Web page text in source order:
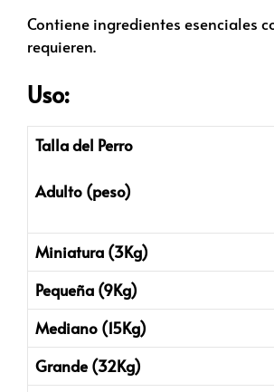
Contiene ingredientes esenciales
requieren.
Uso:
Talla del Perro
Adulto (peso)
Miniatura (3Kg)
Pequeña (9Kg)
Mediano (15Kg)
Grande (32Kg)